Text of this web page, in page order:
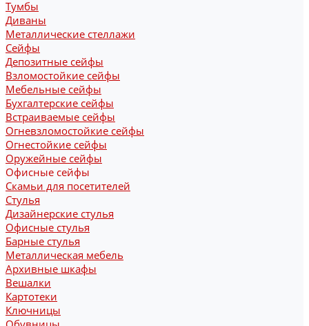
Тумбы
Диваны
Металлические стеллажи
Сейфы
Депозитные сейфы
Взломостойкие сейфы
Мебельные сейфы
Бухгалтерские сейфы
Встраиваемые сейфы
Огневзломостойкие сейфы
Огнестойкие сейфы
Оружейные сейфы
Офисные сейфы
Скамьи для посетителей
Стулья
Дизайнерские стулья
Офисные стулья
Барные стулья
Металлическая мебель
Архивные шкафы
Вешалки
Картотеки
Ключницы